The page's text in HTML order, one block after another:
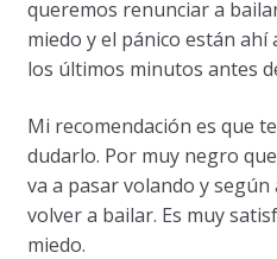
queremos renunciar a
miedo y el pánico están
los últimos minutos antes
Mi recomendación es que
dudarlo. Por muy negro
va a pasar volando y según
volver a bailar. Es muy
miedo.